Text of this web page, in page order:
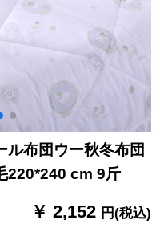
ル布団ウー秋冬布団
220*240 cm 9斤
￥ 2,152 円(税込)